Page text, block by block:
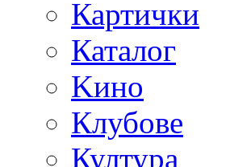
Картички
Каталог
Kино
Клубове
Култура